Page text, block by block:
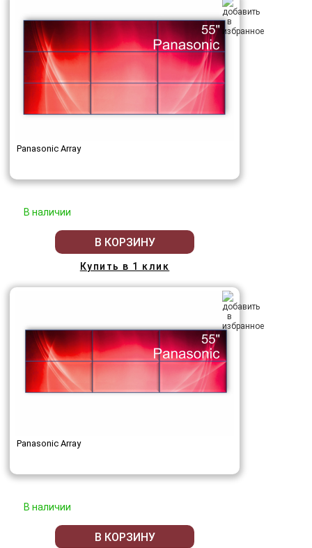
Panasonic Array
В наличии
В КОРЗИНУ
Купить в 1 клик
Panasonic Array
В наличии
В КОРЗИНУ